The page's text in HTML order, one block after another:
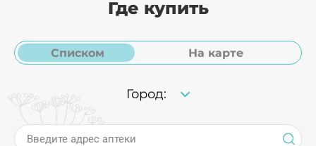
Где купить
Списком На карте
Город:
Введите адрес аптеки